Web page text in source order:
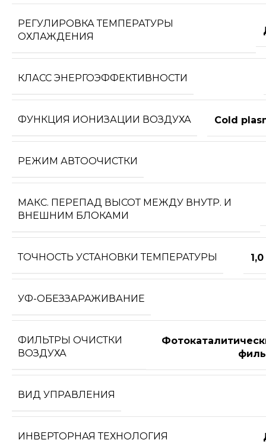
РЕГУЛИРОВКА ТЕМПЕРАТУРЫ
ОХЛАЖДЕНИЯ
КЛАСС ЭНЕРГОЭФФЕКТИВНОСТИ
ФУНКЦИЯ ИОНИЗАЦИИ ВОЗДУХА Cold
РЕЖИМ АВТООЧИСТКИ
МАКС. ПЕРЕПАД ВЫСОТ МЕЖДУ ВНУТР. И
ВНЕШНИМ БЛОКАМИ
ТОЧНОСТЬ УСТАНОВКИ ТЕМПЕРАТУРЫ
УФ-ОБЕЗЗАРАЖИВАНИЕ
ФИЛЬТРЫ ОЧИСТКИ
ВОЗДУХА
ВИД УПРАВЛЕНИЯ
ИНВЕРТОРНАЯ ТЕХНОЛОГИЯ